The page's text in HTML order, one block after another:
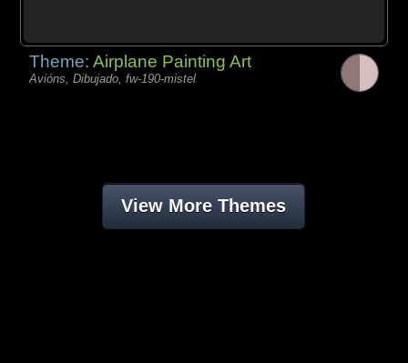
Theme:Airplane Painting Art
Avións, Dibujado, fw-190-mistel
View More Themes